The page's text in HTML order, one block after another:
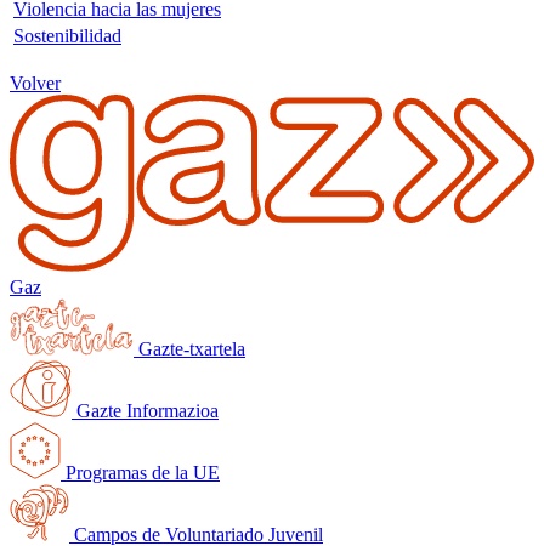
Violencia hacia las mujeres
Sostenibilidad
Volver
Gaz
Gazte-txartela
Gazte Informazioa
Programas de la UE
Campos de Voluntariado Juvenil